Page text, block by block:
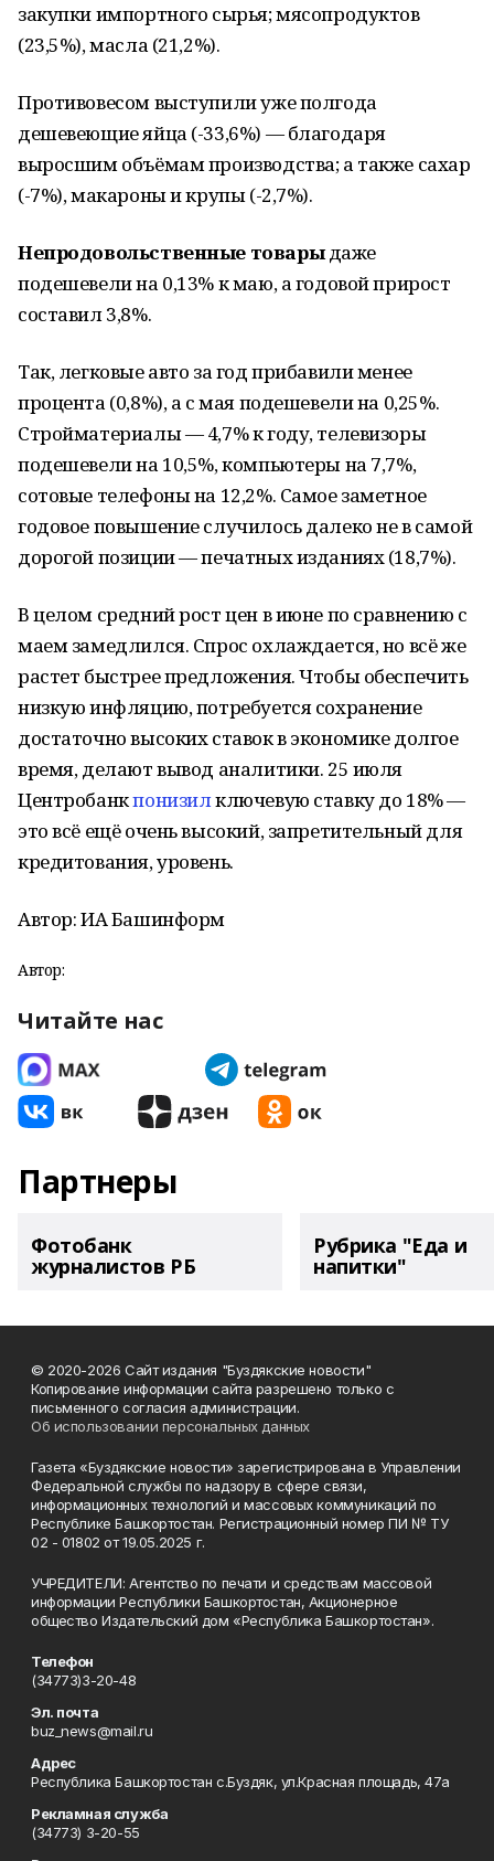
закупки импортного сырья; мясопродуктов
(23,5%), масла (21,2%).
Противовесом выступили уже полгода
дешевеющие яйца (-33,6%) — благодаря
выросшим объёмам производства; а также сахар
(-7%), макароны и крупы (-2,7%).
Непродовольственные товарыдаже
подешевели на 0,13% к маю, а годовой прирост
составил 3,8%.
Так, легковые авто за год прибавили менее
процента (0,8%), а с мая подешевели на 0,25%.
Стройматериалы — 4,7% к году, телевизоры
подешевели на 10,5%, компьютеры на 7,7%,
сотовые телефоны на 12,2%. Самое заметное
годовое повышение случилось далеко не в самой
дорогой позиции — печатных изданиях (18,7%).
В целом средний рост цен в июне по сравнению с
маем замедлился. Спрос охлаждается, но всё же
растет быстрее предложения. Чтобы обеспечить
низкую инфляцию, потребуется сохранение
достаточно высоких ставок в экономике долгое
время, делают вывод аналитики. 25 июля
Центробанкпонизилключевую ставку до 18% —
это всё ещё очень высокий, запретительный для
кредитования, уровень.
Автор: ИА Башинформ
Автор:
Читайте нас
Партнеры
Фотобанк
журналистов РБ
Рубрика "Еда и
напитки"
© 2020-2026 Сайт издания "Буздякские новости"
Копирование информации сайта разрешено только с
письменного согласия администрации.
Об использовании персональных данных
Газета «Буздякские новости» зарегистрирована в Управлении
Федеральной службы по надзору в сфере связи,
информационных технологий и массовых коммуникаций по
Республике Башкортостан. Регистрационный номер ПИ № ТУ
02 - 01802 от 19.05.2025 г.
УЧРЕДИТЕЛИ: Агентство по печати и средствам массовой
информации Республики Башкортостан, Акционерное
общество Издательский дом «Республика Башкортостан».
Телефон
(34773)3-20-48
Эл. почта
buz_news@mail.ru
Адрес
Республика Башкортостан с.Буздяк, ул.Красная площадь, 47а
Рекламная служба
(34773) 3-20-55